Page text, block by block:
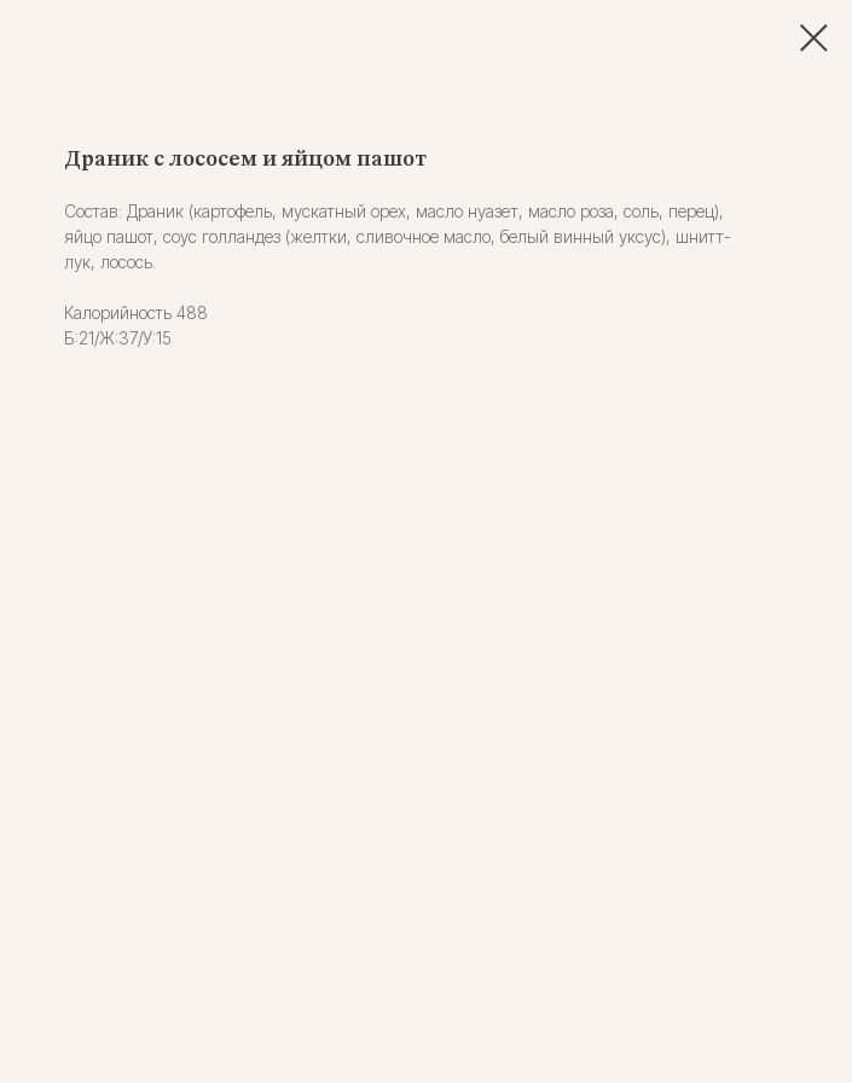
Драник с лососем и яйцом пашот
Состав: Драник (картофель, мускатный орех, масло нуазет, масло роза, соль, перец),
яйцо пашот, соус голландез (желтки, сливочное масло, белый винный уксус), шнитт-
лук, лосось.
Калорийность 488
Б:21/Ж:37/У:15